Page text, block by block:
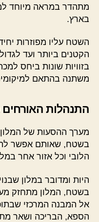
מתהדר במראה מיוחד
בארץ.
השטח עליו מפוזרות
הקטנים ביותר ועד
בזוויות שונות ביחס
משתנה בהתאם
התנהלות האורחים
מערך ההסעות של
בשטח, שאותם אפשר
הלובי וכל אזור אחר
היות ומדובר במלון
בשטח, המלון מתחזק
אל המבנה המרכזי
הספא, הבריכה ושאר